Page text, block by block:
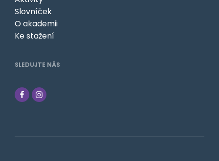
Slovníček
O akademii
Ke stažení
SLEDUJTE NÁS